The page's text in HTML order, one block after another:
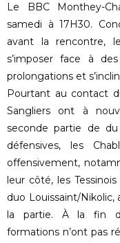
Le BBC Monthey-
samedi à 17H30.
avant la rencontre,
s’imposer face à
prolongations et
Pourtant au contact
Sangliers ont à
seconde partie de
défensives, les
offensivement,
leur côté, les
duo Louissaint/Nikolic,
la partie. À la fin
formations n’ont pas